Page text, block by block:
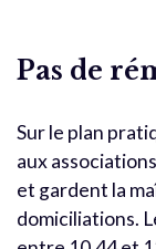
Pas de
Sur le plan
aux
et gardent la
domiciliations.